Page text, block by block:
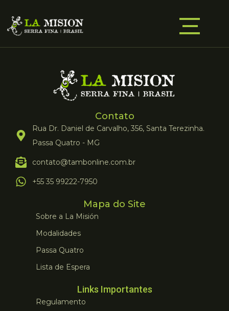
Contato
Rua Dr. Daniel de Carvalho, 356, Santa Terezinha.
Passa Quatro - MG
contato@tambonline.com.br
+55 35 99222-7950
Mapa do Site
Sobre a La Misión
Modalidades
Passa Quatro
Lista de Espera
Links Importantes
Regulamento